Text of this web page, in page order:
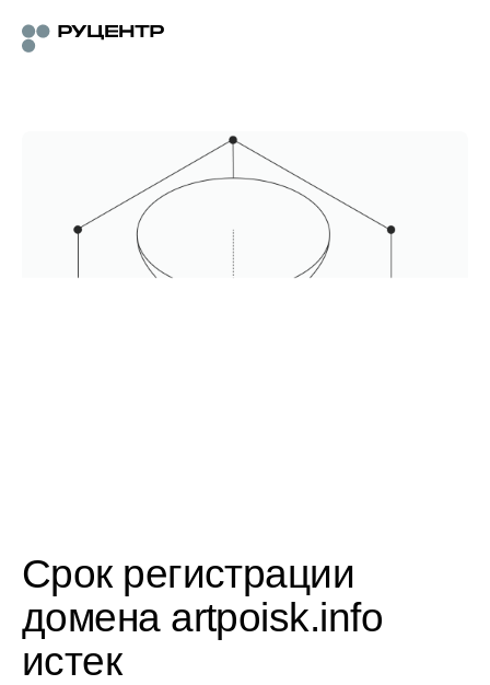
Срок регистрации
домена artpoisk.info
истек